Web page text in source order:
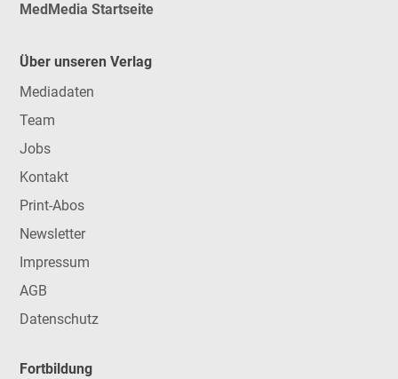
MedMedia Startseite
Über unseren Verlag
Mediadaten
Team
Jobs
Kontakt
Print-Abos
Newsletter
Impressum
AGB
Datenschutz
Fortbildung